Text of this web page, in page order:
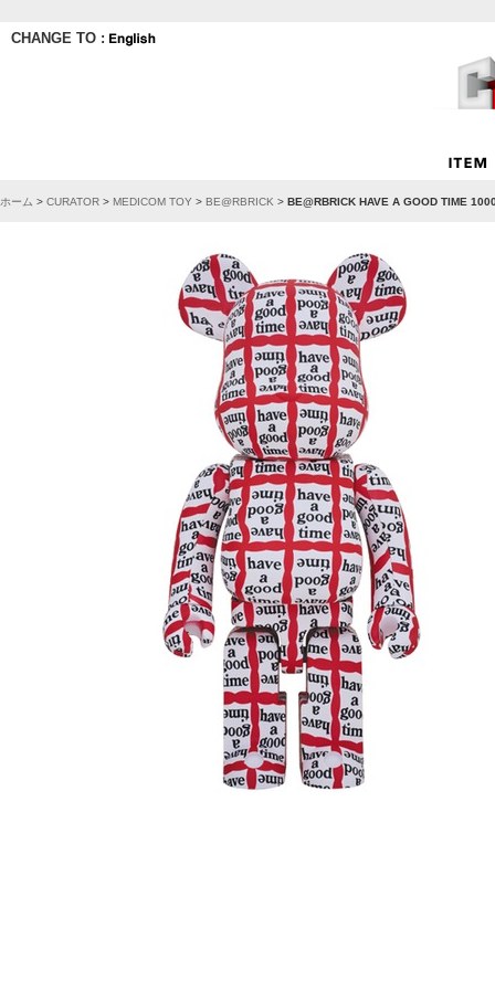
CHANGE TO :
ホーム > CURATOR > MEDICOM TOY > BE@RBRICK > BE@RBRICK HAVE A GOOD TIME